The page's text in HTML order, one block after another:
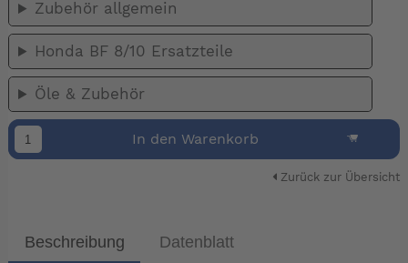
Zubehör allgemein
Honda BF 8/10 Ersatzteile
Öle & Zubehör
In den Warenkorb
Zurück zur Übersicht
Beschreibung Datenblatt